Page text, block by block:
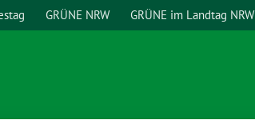
GRÜNE NRW GRÜNE im Landtag NRW